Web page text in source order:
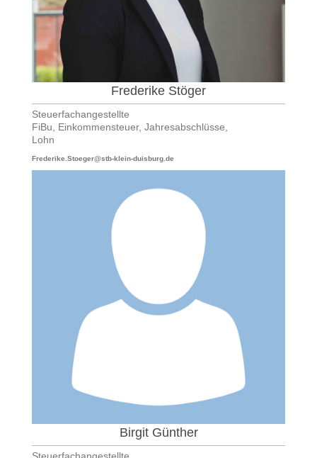
Frederike Stöger
Steuerfachangestellte
FiBu, Einkommensteuer, Jahresabschlüsse,
Lohn
Frederike.Stoeger@stb-klein-duisburg.de
Birgit Günther